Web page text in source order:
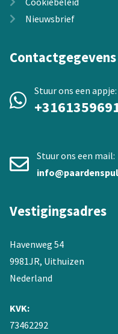
Nieuwsbrief
Contactgegevens
Stuur ons een appje:
Stuur ons een mail:
Vestigingsadres
Havenweg 54
9981JR, Uithuizen
Nederland
KVK:
73462292